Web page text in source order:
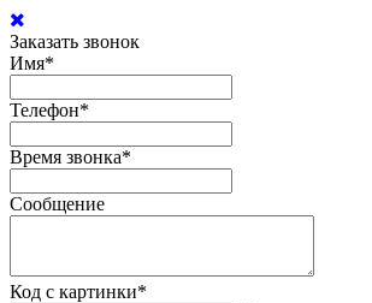
Заказать звонок
Имя*
Телефон*
Время звонка*
Сообщение
Код с картинки*